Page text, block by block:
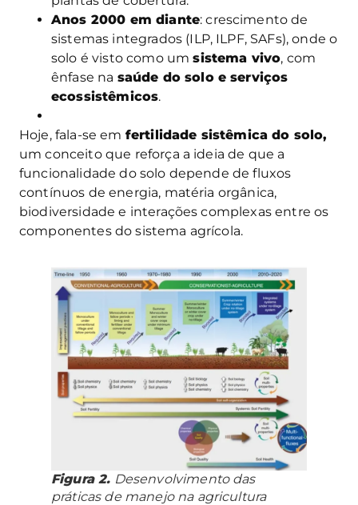
Anos 2000 em diante: crescimento de
sistemas integrados (ILP, ILPF, SAFs), onde o
solo é visto como umsistema vivo, com
ênfase na saúde do solo e serviços
ecossistêmicos.
Hoje, fala-se em fertilidade sistêmica do solo,
um conceito que reforça a ideia de que a
funcionalidade do solo depende de fluxos
contínuos de energia, matéria orgânica,
biodiversidade e interações complexas entre os
componentes do sistema agrícola.
Figura 2. Desenvolvimento das
práticas de manejo na agricultura